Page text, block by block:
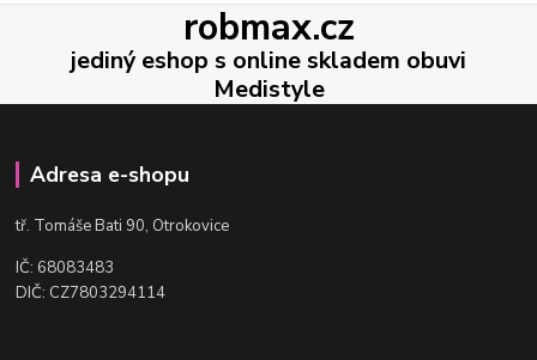
robmax.cz
jediný eshop s online skladem obuvi
Medistyle
Adresa e-shopu
tř. Tomáše Bati 90, Otrokovice
IČ: 68083483
DIČ: CZ7803294114